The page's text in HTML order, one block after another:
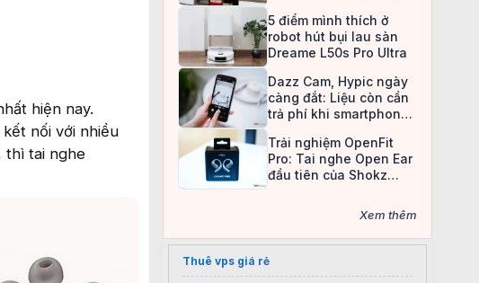
hiện nay.
nối với nhiều
thì tai nghe
5 điểm mình thích ở
robot hút bụi lau sàn
Dreame L50s Pro Ultra
Dazz Cam, Hypic ngày
càng đắt: Liệu còn cần
trả phí khi smartphone
Trải nghiệm OpenFit
Pro: Tai nghe Open Ear
đầu tiên của Shokz
Xem thêm
Thuê vps giá rẻ